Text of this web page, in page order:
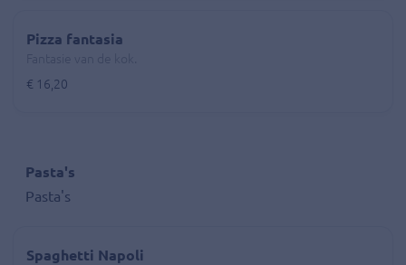
Pizza fantasia
€ 16,20
Pasta's
Pasta's
Spaghetti Napoli